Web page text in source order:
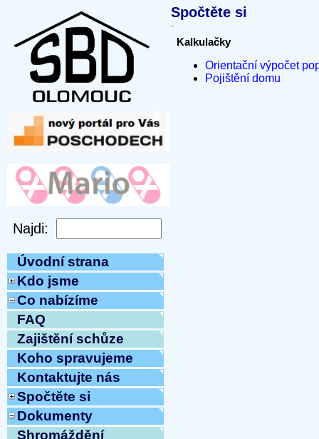
Úvodní strana
Kdo jsme
Co nabízíme
FAQ
Zajištění schůze
Koho spravujeme
Kontaktujte nás
Spočtěte si
Dokumenty
Shromáždění
Spočtěte si
Kalkulačky
Orientační výpočet
Pojištění domu